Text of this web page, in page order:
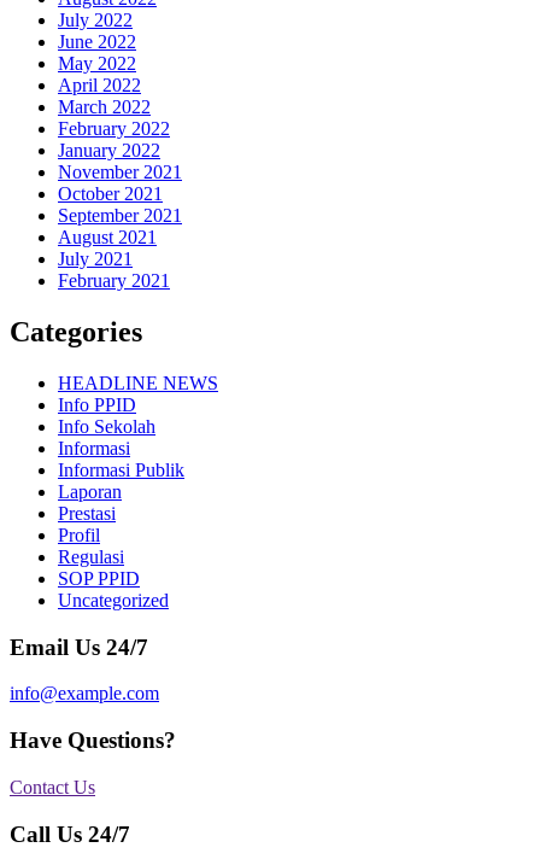
July 2022
June 2022
May 2022
April 2022
March 2022
February 2022
January 2022
November 2021
October 2021
September 2021
August 2021
July 2021
February 2021
Categories
HEADLINE NEWS
Info PPID
Info Sekolah
Informasi
Informasi Publik
Laporan
Prestasi
Profil
Regulasi
SOP PPID
Uncategorized
Email Us 24/7
info@example.com
Have Questions?
Contact Us
Call Us 24/7